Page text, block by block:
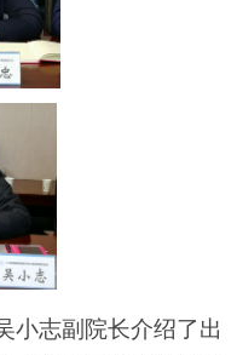
小志副院长介绍了出